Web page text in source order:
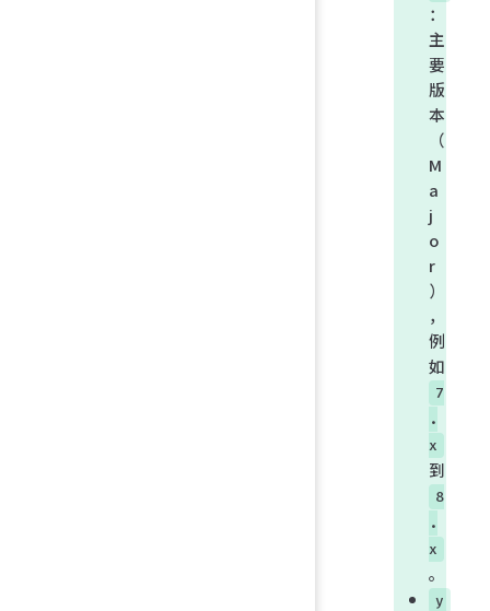
：
主
要
版
本
（
M
a
j
o
r
）
，
例
如
7
.
x
到
8
.
x
。
y